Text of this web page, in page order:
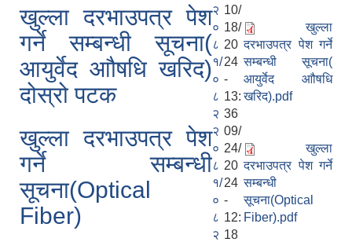
खुल्ला दरभाउपत्र पेश
गर्ने सम्बन्धी सूचना(
आयुर्वेद आौषधि खरिद)
दोस्रो पटक
२
०
८
१/
०
८
२
10/
18/
20
24
-
13:
36
खुल्ला
दरभाउपत्र पेश गर्ने
सम्बन्धी सूचना(
आयुर्वेद आौषधि
खरिद).pdf
खुल्ला दरभाउपत्र पेश
गर्ने सम्बन्धी
सूचना(Optical
Fiber)
२
०
८
१/
०
८
२
09/
24/
20
24
-
12:
18
खुल्ला
दरभाउपत्र पेश गर्ने
सम्बन्धी
सूचना(Optical
Fiber).pdf